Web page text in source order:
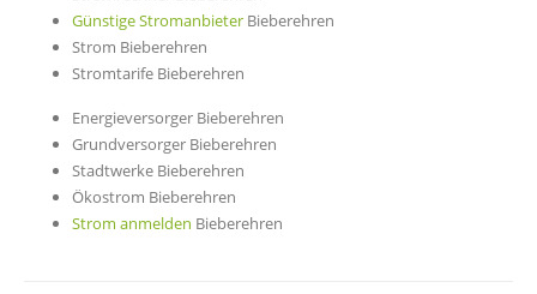
Günstige Stromanbieter Bieberehren
Strom Bieberehren
Stromtarife Bieberehren
Energieversorger Bieberehren
Grundversorger Bieberehren
Stadtwerke Bieberehren
Ökostrom Bieberehren
Strom anmelden Bieberehren